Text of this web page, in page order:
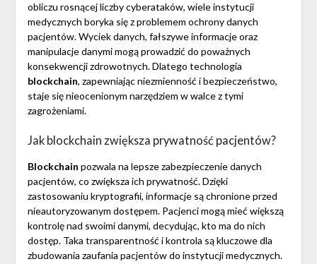
obliczu rosnącej liczby cyberataków, wiele instytucji
medycznych boryka się z problemem ochrony danych
pacjentów. Wyciek danych, fałszywe informacje oraz
manipulacje danymi mogą prowadzić do poważnych
konsekwencji zdrowotnych. Dlatego technologia
blockchain, zapewniając niezmienność i bezpieczeństwo,
staje się nieocenionym narzędziem w walce z tymi
zagrożeniami.
Jak blockchain zwiększa prywatność pacjentów?
Blockchain pozwala na lepsze zabezpieczenie danych
pacjentów, co zwiększa ich prywatność. Dzięki
zastosowaniu kryptografii, informacje są chronione przed
nieautoryzowanym dostępem. Pacjenci mogą mieć większą
kontrolę nad swoimi danymi, decydując, kto ma do nich
dostęp. Taka transparentność i kontrola są kluczowe dla
zbudowania zaufania pacjentów do instytucji medycznych.